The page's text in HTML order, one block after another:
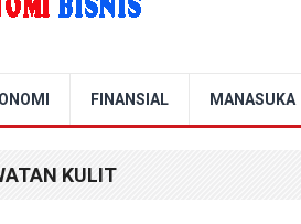
FINANSIAL MANASUKA
KULIT